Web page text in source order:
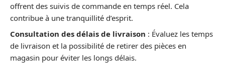
offrent des suivis de commande en temps réel. Cela
contribue à une tranquillité d’esprit.
Consultation des délais de livraison : Évaluez les temps
de livraison et la possibilité de retirer des pièces en
magasin pour éviter les longs délais.